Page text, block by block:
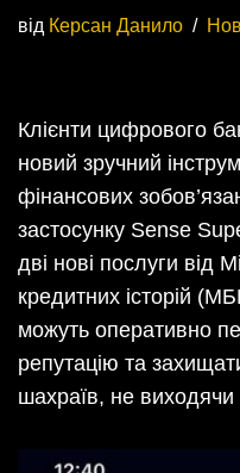
від Керсан Данило
Клієнти цифрового
новий зручний
фінансових
застосунку Sense
дві нові послуги від
кредитних історій
можуть оперативно
репутацію та
шахраїв, не виходячи